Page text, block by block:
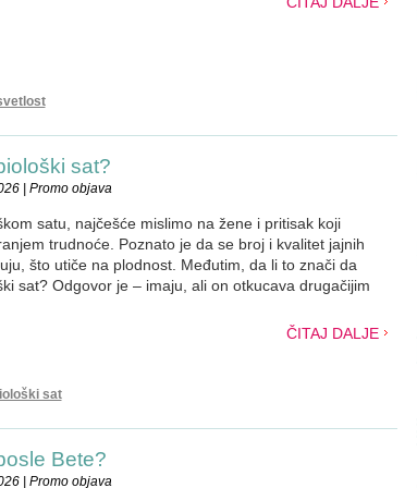
sat?
| Promo objava
satu, najčešće mislimo na žene i pritisak koji
trudnoće. Poznato je da se broj i kvalitet jajnih
što utiče na plodnost. Međutim, da li to znači da
sat? Odgovor je – imaju, ali on otkucava drugačijim
ČITAJ DALJE
sat
Bete?
| Promo objava